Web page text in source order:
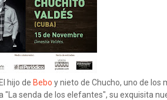
. El hijo de Bebo y nieto de Chucho, uno de los
senda de los elefantes", su exquisita